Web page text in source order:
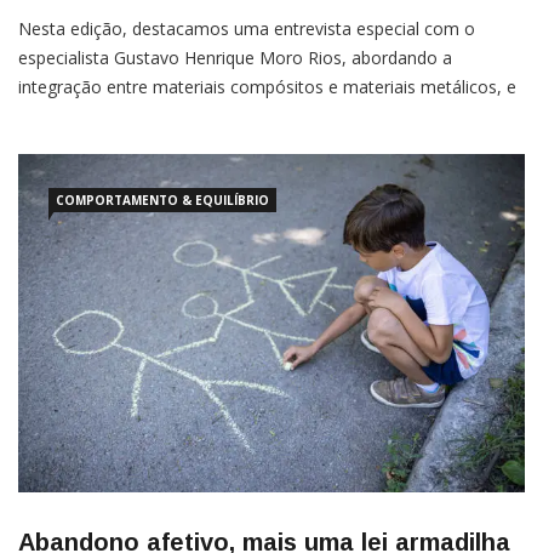
Nesta edição, destacamos uma entrevista especial com o
especialista Gustavo Henrique Moro Rios, abordando a
integração entre materiais compósitos e materiais metálicos, e
com
COMPORTAMENTO & EQUILÍBRIO
Abandono afetivo, mais uma lei armadilha